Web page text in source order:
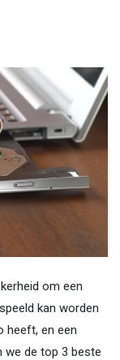
om een
kan worden
heeft, en een
we de top 3 beste